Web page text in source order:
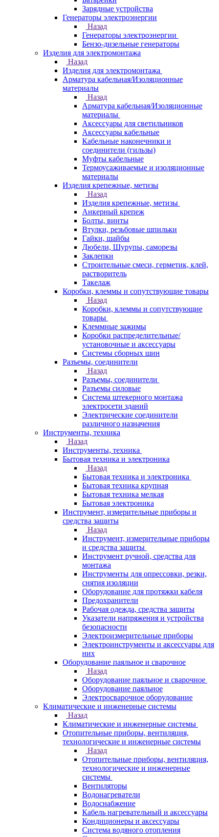
Зарядные устройства
Генераторы электроэнергии
Назад
Генераторы электроэнергии
Бензо-дизельные генераторы
Изделия для электромонтажа
Назад
Изделия для электромонтажа
Арматура кабельная/Изоляционные
материалы
Назад
Арматура кабельная/Изоляционные
материалы
Аксессуары для светильников
Аксессуары кабельные
Кабельные наконечники и
соединители (гильзы)
Муфты кабельные
Термоусаживаемые и изоляционные
материалы
Изделия крепежные, метизы
Назад
Изделия крепежные, метизы
Анкерный крепеж
Болты, винты
Втулки, резьбовые шпильки
Гайки, шайбы
Дюбели, Шурупы, саморезы
Заклепки
Строительные смеси, герметик, клей,
растворитель
Такелаж
Коробки, клеммы и сопутствующие товары
Назад
Коробки, клеммы и сопутствующие
товары
Клеммные зажимы
Коробки распределительные/
установочные и аксессуары
Системы сборных шин
Разъемы, соединители
Назад
Разъемы, соединители
Разъемы силовые
Система штекерного монтажа
электросети зданий
Электрические соединители
различного назначения
Инструменты, техника
Назад
Инструменты, техника
Бытовая техника и электроника
Назад
Бытовая техника и электроника
Бытовая техника крупная
Бытовая техника мелкая
Бытовая электроника
Инструмент, измерительные приборы и
средства защиты
Назад
Инструмент, измерительные приборы
и средства защиты
Инструмент ручной, средства для
монтажа
Инструменты для опрессовки, резки,
снятия изоляции
Оборудование для протяжки кабеля
Предохранители
Рабочая одежда, средства защиты
Указатели напряжения и устройства
безопасности
Электроизмерительные приборы
Электроинструменты и аксессуары для
них
Оборудование паяльное и сварочное
Назад
Оборудование паяльное и сварочное
Оборудование паяльное
Электросварочное оборудование
Климатические и инженерные системы
Назад
Климатические и инженерные системы
Отопительные приборы, вентиляция,
технологические и инженерные системы
Назад
Отопительные приборы, вентиляция,
технологические и инженерные
системы
Вентиляторы
Водонагреватели
Водоснабжение
Кабель нагревательный и аксессуары
Кондиционеры и аксессуары
Система водяного отопления